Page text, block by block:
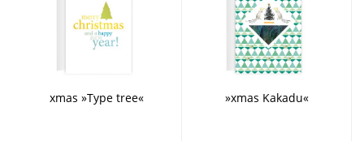
xmas »Type tree« »xmas Kakadu«